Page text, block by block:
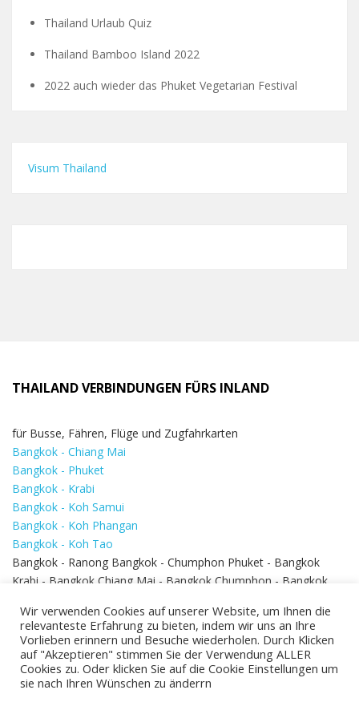
Thailand Urlaub Quiz
Thailand Bamboo Island 2022
2022 auch wieder das Phuket Vegetarian Festival
Visum Thailand
THAILAND VERBINDUNGEN FÜRS INLAND
für Busse, Fähren, Flüge und Zugfahrkarten
Bangkok - Chiang Mai
Bangkok - Phuket
Bangkok - Krabi
Bangkok - Koh Samui
Bangkok - Koh Phangan
Bangkok - Koh Tao
Bangkok - Ranong Bangkok - Chumphon Phuket - Bangkok
Krabi - Bangkok Chiang Mai - Bangkok Chumphon - Bangkok
Bangkok - Hua Hin
Wir verwenden Cookies auf unserer Website, um Ihnen die
relevanteste Erfahrung zu bieten, indem wir uns an Ihre
Vorlieben erinnern und Besuche wiederholen. Durch Klicken
auf "Akzeptieren" stimmen Sie der Verwendung ALLER
Cookies zu. Oder klicken Sie auf die Cookie Einstellungen um
sie nach Ihren Wünschen zu änderrn